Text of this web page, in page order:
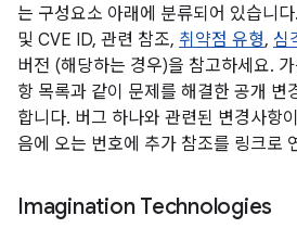
는 구성요소 아래에 분류되어 있습니
및 CVE ID, 관련 참조, 취약점 유형, 심
버전 (해당하는 경우)을 참고하세요.
항 목록과 같이 문제를 해결한 공개 변
합니다. 버그 하나와 관련된 변경사항
음에 오는 번호에 추가 참조를 링크로
Imagination Technologies